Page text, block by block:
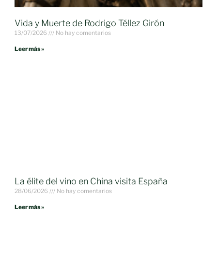
Vida y Muerte de Rodrigo Téllez Girón
13/07/2026 No hay comentarios
Leer más »
La élite del vino en China visita España
28/06/2026 No hay comentarios
Leer más »